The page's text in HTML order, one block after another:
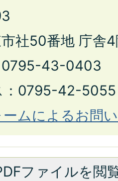
社50番地 庁舎
0795-43-0403
：0795-42-5055
ームによるお問
ファイルを閲